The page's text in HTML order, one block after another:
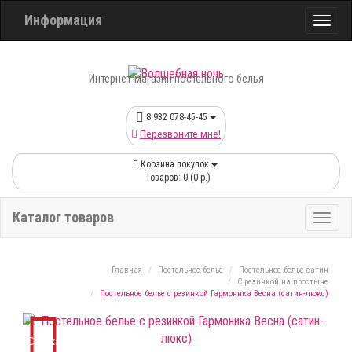
Информация
Интернет-магазин постельного белья
8 932 078-45-45
Перезвоните мне!
Корзина покупок
Товаров: 0 (0 р.)
Каталог товаров
Главная Постельное белье
Постельное белье сатин
С резинкой на простыне
Постельное белье с резинкой Гармоника Весна (сатин-люкс)
Скидка